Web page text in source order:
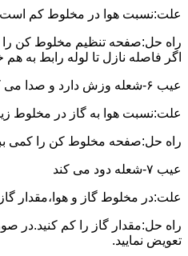
علت:نسبت هوا در مخلوط کم
راه حل:صفحه تنظیم مخلوط کن را
اگر فاصله نازل تا لوله رابط به هم
عیب ۶-شعله وزش دارد و صدا می کند.
علت:نسبت هوا به گاز در مخلوط
راه حل:صفحه مخلوط کن را کمی
عیب ۷-شعله دود می کند
علت:در مخلوط گاز و هوا،مقدار
راه حل:مقدار گاز را کم کنید.در
تعویض نمایید.